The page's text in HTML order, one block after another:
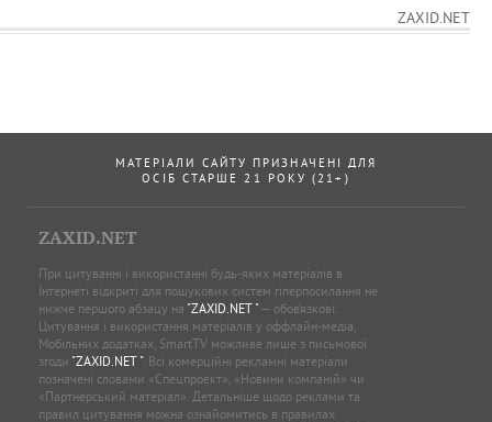
ZAXID.NET
МАТЕРІАЛИ САЙТУ ПРИЗНАЧЕНІ ДЛЯ
ОСІБ СТАРШЕ 21 РОКУ (21+)
ZAXID.NET
При цитуванні і використанні будь-яких матеріалів в
Інтернеті відкриті для пошукових систем гіперпосилання не
нижче першого абзацу на "ZAXID.NET "— обов’язкові.
Цитування і використання матеріалів у оффлайн-медіа,
Мобільних додатках, SmartTV можливе лише з письмової
згоди "ZAXID.NET ". Всі комерційні рекламні матеріали
позначені словами «Спецпроєкт», «Новини компаній» чи
«Партнерський матеріал». Детальніше щодо реклами та
правил цитування можна ознайомитись в правилах